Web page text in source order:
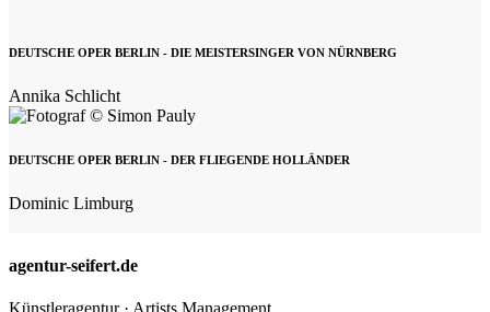
DEUTSCHE OPER BERLIN - DIE MEISTERSINGER VON NÜRNBERG
Annika Schlicht
DEUTSCHE OPER BERLIN - DER FLIEGENDE HOLLÄNDER
Dominic Limburg
agentur-seifert.de